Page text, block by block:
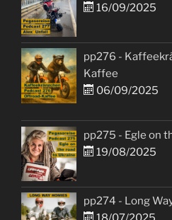
16/09/2025
pp276 -
Kaffee
06/09/2025
pp275 - Egle on
19/08/2025
pp274 - Long